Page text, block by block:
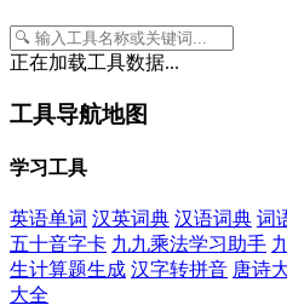
正在加载工具数据...
工具导航地图
学习工具
英语单词 汉英词典 汉语词典 词
五十音字卡 九九乘法学习助手
生计算题生成 汉字转拼音 唐诗
大全